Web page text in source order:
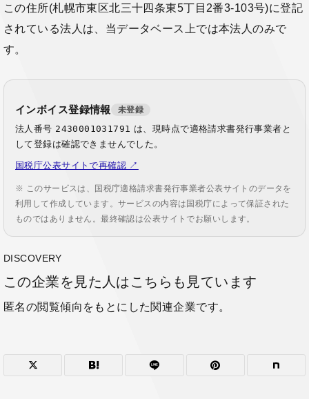
この住所(札幌市東区北三十四条東5丁目2番3-103号)に登記
されている法人は、当データベース上では本法人のみで
す。
インボイス登録情報 未登録
法人番号 2430001031791 は、現時点で適格請求書発行事業者と
して登録は確認できませんでした。
国税庁公表サイトで再確認 ↗
※ このサービスは、国税庁適格請求書発行事業者公表サイトのデータを
利用して作成しています。サービスの内容は国税庁によって保証された
ものではありません。最終確認は公表サイトでお願いします。
DISCOVERY
この企業を見た人はこちらも見ています
匿名の閲覧傾向をもとにした関連企業です。